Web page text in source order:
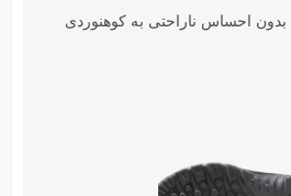
بدون احساس ناراحتی به کوهنوردی